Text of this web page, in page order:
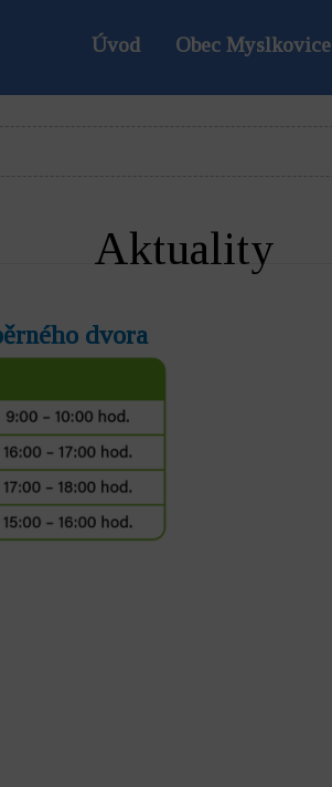
Úvod Obec Myslkovice
Aktuality
dvora